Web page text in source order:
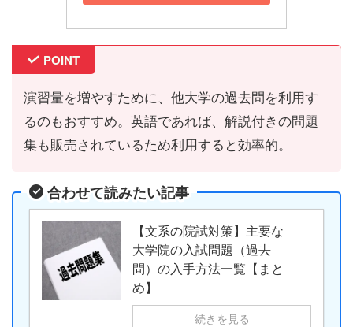
POINT
演習量を増やすために、他大学の過去問を利用す
るのもおすすめ。英語であれば、解説付きの問題
集も販売されているため利用すると効率的。
合わせて読みたい記事
【文系の院試対策】主要な
大学院の入試問題（過去
問）の入手方法一覧【まと
め】
続きを見る